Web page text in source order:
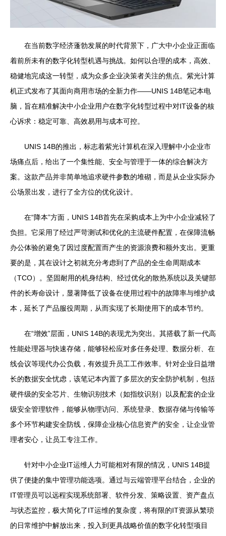
在当前数字经济蓬勃发展的时代背景下，广大中小企业正面临
着前所未有的数字化转型机遇与挑战。如何以合理的成本，高效、
稳健地完成这一转型，成为众多企业决策者关注的焦点。紫光计算
机正式发布了其面向商用市场的全新力作——UNIS 14B笔记本电
脑，旨在精准解决中小企业用户在数字化转型过程中对IT设备的核
心诉求：稳定可靠、高效易用与成本可控。
UNIS 14B的推出，标志着紫光计算机在深入理解中小企业市
场痛点后，给出了一个集性能、安全与管理于一体的综合解决方
案。这款产品并非简单地追求硬件参数的堆砌，而是从企业实际办
公场景出发，进行了全方位的优化设计。
在“降本”方面，UNIS 14B首先在采购成本上为中小企业减轻了
负担。它采用了经过严苛测试和优化的主流硬件配置，在保障流畅
办公体验的避免了因过度配置而产生的资源浪费和额外支出。更重
要的是，其在设计之初就充分考虑到了产品的全生命周期成本
（TCO）。坚固耐用的机身结构、经过优化的散热系统以及关键部
件的长寿命设计，显著降低了设备在使用过程中的故障率与维护成
本，延长了产品服役周期，从而实现了长期使用下的成本节约。
在“增效”层面，UNIS 14B的表现尤为突出。其搭载了新一代高
性能处理器与快速存储，能够轻松应对多任务处理、数据分析、在
线会议等现代办公负载，有效提升员工工作效率。针对企业日益增
长的数据安全忧虑，该笔记本内置了多层次的安全防护机制，包括
硬件级的安全芯片、生物识别技术（如指纹识别）以及配套的企业
级安全管理软件，能够从物理访问、系统登录、数据存储与传输等
多个环节构建安全防线，保障企业核心信息资产的安全，让企业管
理者安心，让员工专注工作。
针对中小企业IT运维人力可能相对有限的情况，UNIS 14B提
供了便捷的集中管理功能选项。通过与云端管理平台结合，企业的
IT管理员可以远程实现系统部署、软件分发、策略设置、资产盘点
与状态监控，极大简化了IT运维的复杂度，将有限的IT资源从繁琐
的日常维护中解放出来，投入到更具战略价值的数字化转型项目